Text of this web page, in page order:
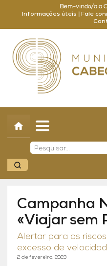
Bem-vindo/a a
Informações úteis
Fale
Concelho
Município
Turismo
Cultura
Outros
Balcão Online
Campanha
«Viajar sem
Alertar para os
excesso de
2 de fevereiro, 2023